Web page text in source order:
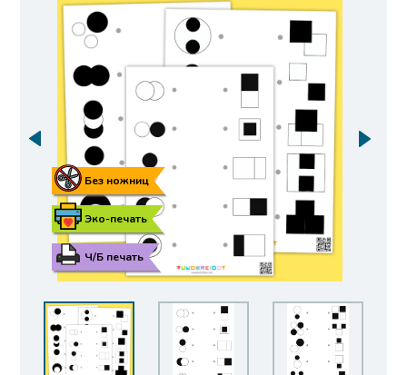
Ч/Б печать
Эко-печать
Без ножниц